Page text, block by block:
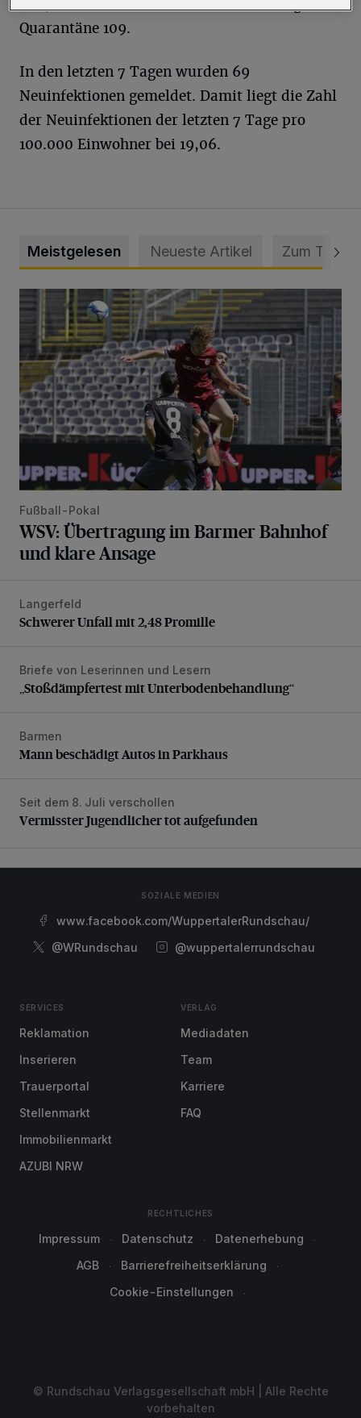
Quarantäne 109.
In den letzten 7 Tagen wurden 69
Neuinfektionen gemeldet. Damit liegt die Zahl
der Neuinfektionen der letzten 7 Tage pro
100.000 Einwohner bei 19,06.
Meistgelesen Neueste Artikel Zum Thema
WSV: Übertragung im Barmer Bahnhof und klare Ansage
Fußball-Pokal
WSV: Übertragung im Barmer Bahnhof
und klare Ansage
Schwerer Unfall mit 2,48 Promille
Langerfeld
Schwerer Unfall mit 2,48 Promille
„Stoßdämpfertest mit Unterbodenbehandlung“
Briefe von Leserinnen und Lesern
„Stoßdämpfertest mit Unterbodenbehandlung“
Mann beschädigt Autos in Parkhaus
Barmen
Mann beschädigt Autos in Parkhaus
Vermisster Jugendlicher tot aufgefunden
Seit dem 8. Juli verschollen
Vermisster Jugendlicher tot aufgefunden
SOZIALE MEDIEN
www.facebook.com/WuppertalerRundschau/
@WRundschau
@wuppertalerrundschau
SERVICES
Reklamation
Inserieren
Trauerportal
Stellenmarkt
Immobilienmarkt
AZUBI NRW
VERLAG
Mediadaten
Team
Karriere
FAQ
RECHTLICHES
Impressum Datenschutz
Datenerhebung
AGB
Barrierefreiheitserklärung
Cookie-Einstellungen
© Rundschau Verlagsgesellschaft mbH | Alle Rechte
vorbehalten